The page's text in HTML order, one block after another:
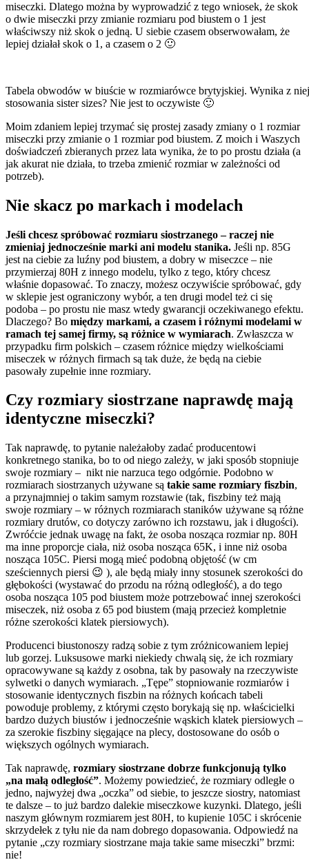
miseczki. Dlatego można by wyprowadzić z tego wniosek, że skok
o dwie miseczki przy zmianie rozmiaru pod biustem o 1 jest
właściwszy niż skok o jedną. U siebie czasem obserwowałam, że
lepiej działał skok o 1, a czasem o 2 🙂
Tabela obwodów w biuście w rozmiarówce brytyjskiej. Wynika z
stosowania sister sizes? Nie jest to oczywiste 🙂
Moim zdaniem lepiej trzymać się prostej zasady zmiany o 1 rozmiar
miseczki przy zmianie o 1 rozmiar pod biustem. Z moich i Waszych
doświadczeń zbieranych przez lata wynika, że to po prostu działa (a
jak akurat nie działa, to trzeba zmienić rozmiar w zależności od
potrzeb).
Nie skacz po markach i modelach
Jeśli chcesz spróbować rozmiaru siostrzanego – raczej nie
zmieniaj jednocześnie marki ani modelu stanika. Jeśli np. 85G
jest na ciebie za luźny pod biustem, a dobry w miseczce – nie
przymierzaj 80H z innego modelu, tylko z tego, który chcesz
właśnie dopasować. To znaczy, możesz oczywiście spróbować, gdy
w sklepie jest ograniczony wybór, a ten drugi model też ci się
podoba – po prostu nie masz wtedy gwarancji oczekiwanego efektu.
Dlaczego? Bo między markami, a czasem i różnymi modelami w
ramach tej samej firmy, są różnice w wymiarach. Zwłaszcza w
przypadku firm polskich – czasem różnice między wielkościami
miseczek w różnych firmach są tak duże, że będą na ciebie
pasowały zupełnie inne rozmiary.
Czy rozmiary siostrzane naprawdę mają
identyczne miseczki?
Tak naprawdę, to pytanie należałoby zadać producentowi
konkretnego stanika, bo to od niego zależy, w jaki sposób stopniuje
swoje rozmiary – nikt nie narzuca tego odgórnie. Podobno w
rozmiarach siostrzanych używane są takie same rozmiary fiszbin,
a przynajmniej o takim samym rozstawie (tak, fiszbiny też mają
swoje rozmiary – w różnych rozmiarach staników używane są różne
rozmiary drutów, co dotyczy zarówno ich rozstawu, jak i długości).
Zwróćcie jednak uwagę na fakt, że osoba nosząca rozmiar np. 80H
ma inne proporcje ciała, niż osoba nosząca 65K, i inne niż osoba
nosząca 105C. Piersi mogą mieć podobną objętość (w cm
sześciennych piersi 😉 ), ale będą miały inny stosunek szerokości do
głębokości (wystawać do przodu na różną odległość), a do tego
osoba nosząca 105 pod biustem może potrzebować innej szerokości
miseczek, niż osoba z 65 pod biustem (mają przecież kompletnie
różne szerokości klatek piersiowych).
Producenci biustonoszy radzą sobie z tym zróżnicowaniem lepiej
lub gorzej. Luksusowe marki niekiedy chwalą się, że ich rozmiary
opracowywane są każdy z osobna, tak by pasowały na rzeczywiste
sylwetki o danych wymiarach. „Tępe” stopniowanie rozmiarów i
stosowanie identycznych fiszbin na różnych końcach tabeli
powoduje problemy, z którymi często borykają się np. właścicielki
bardzo dużych biustów i jednocześnie wąskich klatek piersiowych –
za szerokie fiszbiny sięgające na plecy, dostosowane do osób o
większych ogólnych wymiarach.
Tak naprawdę, rozmiary siostrzane dobrze funkcjonują tylko
„na małą odległość”. Możemy powiedzieć, że rozmiary odległe o
jedno, najwyżej dwa „oczka” od siebie, to jeszcze siostry, natomiast
te dalsze – to już bardzo dalekie miseczkowe kuzynki. Dlatego, jeśli
naszym głównym rozmiarem jest 80H, to kupienie 105C i skrócenie
skrzydełek z tyłu nie da nam dobrego dopasowania. Odpowiedź na
pytanie „czy rozmiary siostrzane maja takie same miseczki” brzmi:
nie!